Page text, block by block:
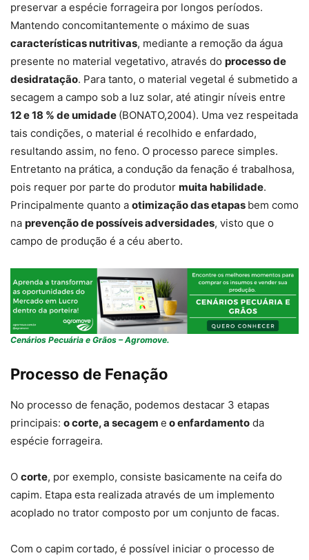
preservar a espécie forrageira por longos períodos.
Mantendo concomitantemente o máximo de suas
características nutritivas, mediante a remoção da água
presente no material vegetativo, através do processo de
desidratação. Para tanto, o material vegetal é submetido a
secagem a campo sob a luz solar, até atingir níveis entre
12 e 18 % de umidade (BONATO,2004). Uma vez respeitada
tais condições, o material é recolhido e enfardado,
resultando assim, no feno. O processo parece simples.
Entretanto na prática, a condução da fenação é trabalhosa,
pois requer por parte do produtor muita habilidade.
Principalmente quanto a otimização das etapas bem como
na prevenção de possíveis adversidades, visto que o
campo de produção é a céu aberto.
Cenários Pecuária e Grãos – Agromove.
Processo de Fenação
No processo de fenação, podemos destacar 3 etapas
principais: o corte, a secagem e o enfardamento da
espécie forrageira.
O corte, por exemplo, consiste basicamente na ceifa do
capim. Etapa esta realizada através de um implemento
acoplado no trator composto por um conjunto de facas.
Com o capim cortado, é possível iniciar o processo de